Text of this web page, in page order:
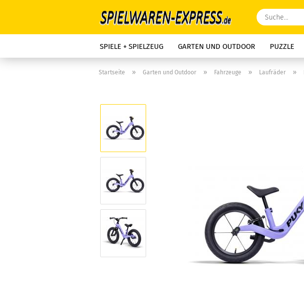
SPIELE + SPIELZEUG GARTEN UND OUTDOOR PUZZLE
Startseite » Garten und Outdoor » Fahrzeuge » Laufräder »